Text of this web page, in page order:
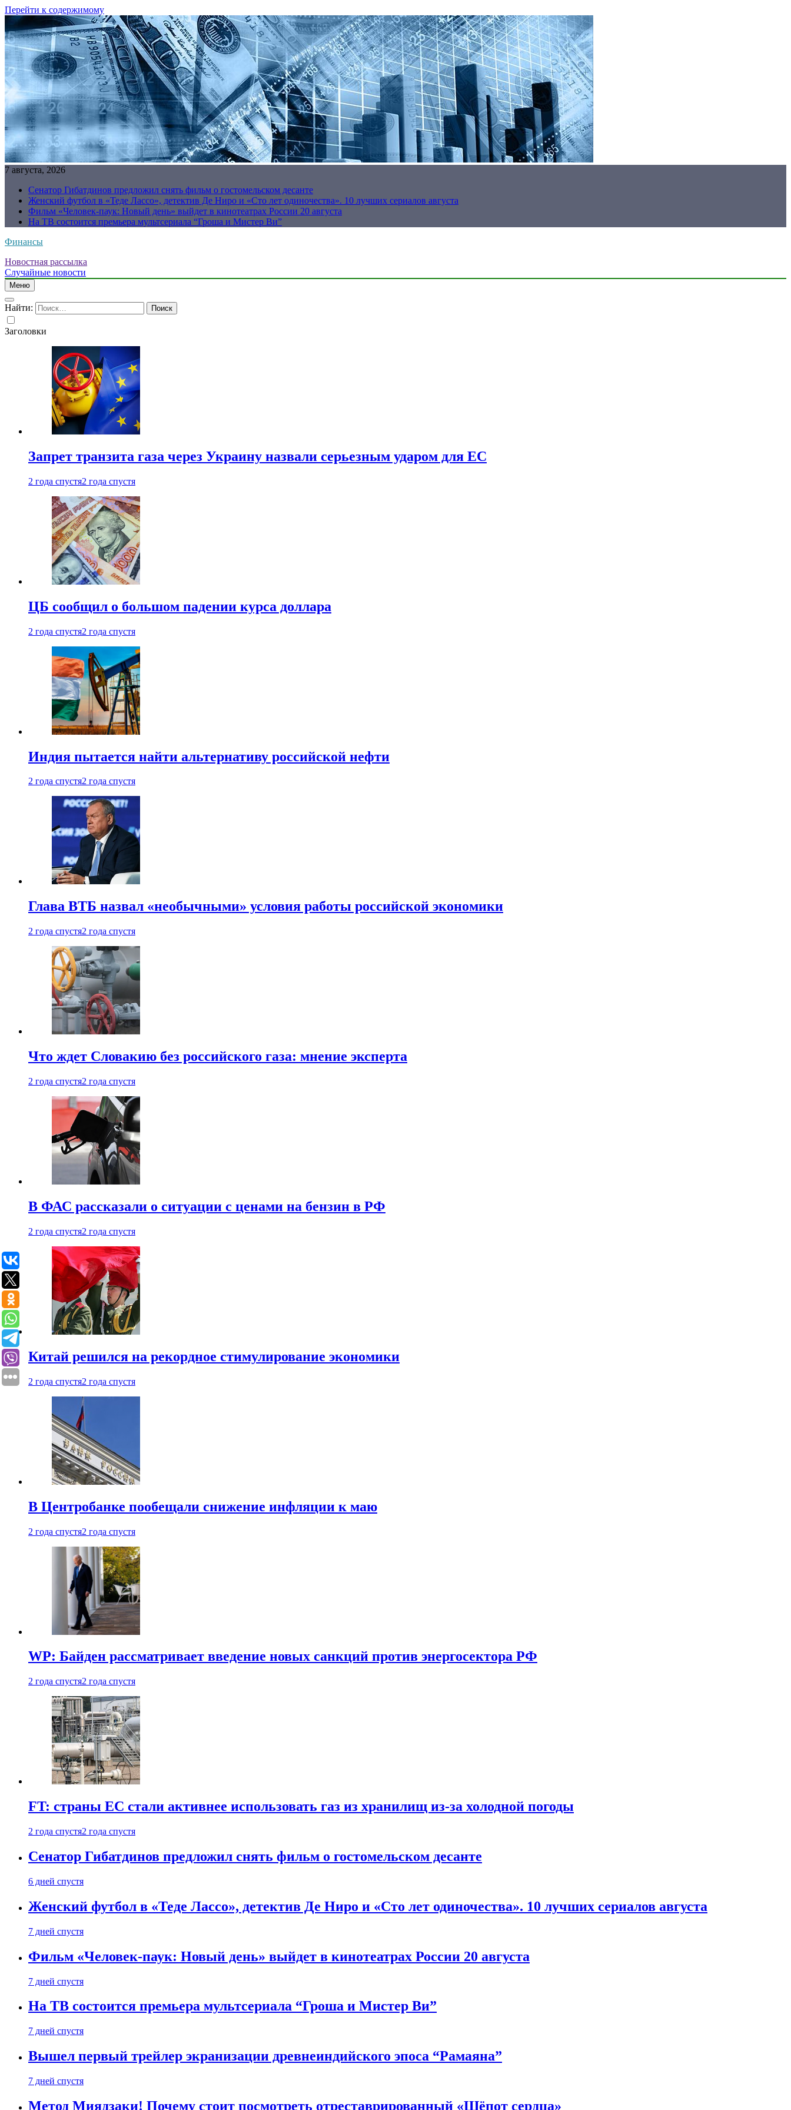
Перейти к содержимому
7 августа, 2026
Сенатор Гибатдинов предложил снять фильм о гостомельском десанте
Женский футбол в «Теде Лассо», детектив Де Ниро и «Сто лет одиночества». 10 лучших сериалов августа
Фильм «Человек-паук: Новый день» выйдет в кинотеатрах России 20 августа
На ТВ состоится премьера мультсериала “Гроша и Мистер Ви”
Финансы
Новостная рассылка
Случайные новости
Меню
Найти:
Заголовки
Запрет транзита газа через Украину назвали серьезным ударом для ЕС
2 года спустя2 года спустя
ЦБ сообщил о большом падении курса доллара
2 года спустя2 года спустя
Индия пытается найти альтернативу российской нефти
2 года спустя2 года спустя
Глава ВТБ назвал «необычными» условия работы российской экономики
2 года спустя2 года спустя
Что ждет Словакию без российского газа: мнение эксперта
2 года спустя2 года спустя
В ФАС рассказали о ситуации с ценами на бензин в РФ
2 года спустя2 года спустя
Китай решился на рекордное стимулирование экономики
2 года спустя2 года спустя
В Центробанке пообещали снижение инфляции к маю
2 года спустя2 года спустя
WP: Байден рассматривает введение новых санкций против энергосектора РФ
2 года спустя2 года спустя
FT: страны ЕС стали активнее использовать газ из хранилищ из-за холодной погоды
2 года спустя2 года спустя
Сенатор Гибатдинов предложил снять фильм о гостомельском десанте
6 дней спустя
Женский футбол в «Теде Лассо», детектив Де Ниро и «Сто лет одиночества». 10 лучших сериалов августа
7 дней спустя
Фильм «Человек-паук: Новый день» выйдет в кинотеатрах России 20 августа
7 дней спустя
На ТВ состоится премьера мультсериала “Гроша и Мистер Ви”
7 дней спустя
Вышел первый трейлер экранизации древнеиндийского эпоса “Рамаяна”
7 дней спустя
Метод Миядзаки! Почему стоит посмотреть отреставрированный «Шёпот сердца»